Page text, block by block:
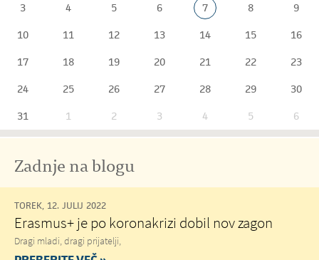
3
4 5 6 7 8
9
10
11 12 13 14 15
16
17
18 19 20 21 22
23
24
25 26 27 28 29
30
31
1 2 3 4 5 6
Zadnje na blogu
TOREK, 12. JULIJ 2022
Erasmus+ je po koronakrizi dobil nov zagon
Dragi mladi, dragi prijatelji,